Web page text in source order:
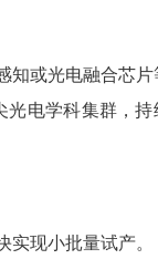
，在创始人